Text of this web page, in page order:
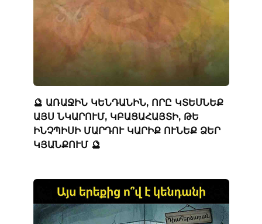
🔮 ԱՌԱՋԻՆ ԿԵՆԴԱՆԻՆ, ՈՐԸ ԿՏԵՍՆԵՔ
ԱՅՍ ՆԿԱՐՈՒՄ, ԿԲԱՑԱՀԱՅՏԻ, ԹԵ
ԻՆՉՊԻՍԻ ՄԱՐԴՈՒ ԿԱՐԻՔ ՈՒՆԵՔ ՁԵՐ
ԿՅԱՆՔՈՒՄ 🔮